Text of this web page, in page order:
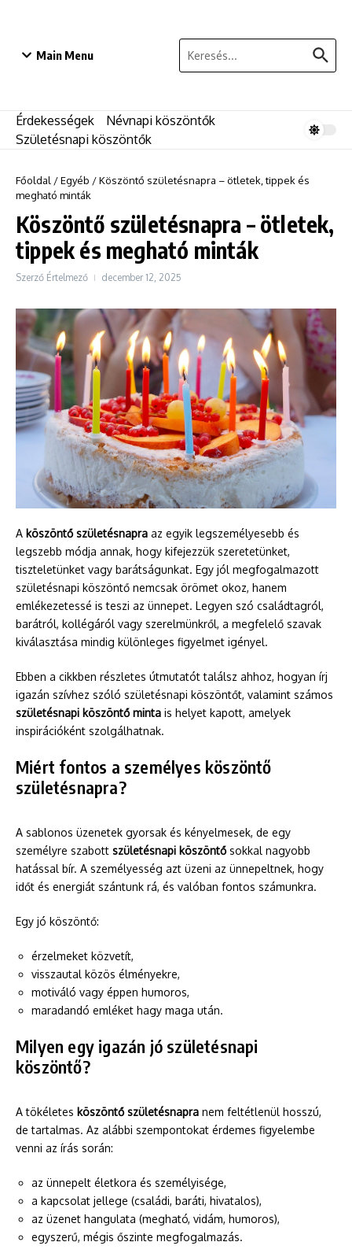
Main Menu
Keresés:
Érdekességek
Névnapi köszöntők
Születésnapi köszöntők
Főoldal /Egyéb /Köszöntő születésnapra – ötletek, tippek és
megható minták
Köszöntő születésnapra – ötletek,
tippek és megható minták
Szerző Értelmező december 12, 2025
A köszöntő születésnapra az egyik legszemélyesebb és
legszebb módja annak, hogy kifejezzük szeretetünket,
tiszteletünket vagy barátságunkat. Egy jól megfogalmazott
születésnapi köszöntő nemcsak örömet okoz, hanem
emlékezetessé is teszi az ünnepet. Legyen szó családtagról,
barátról, kollégáról vagy szerelmünkről, a megfelelő szavak
kiválasztása mindig különleges figyelmet igényel.
Ebben a cikkben részletes útmutatót találsz ahhoz, hogyan írj
igazán szívhez szóló születésnapi köszöntőt, valamint számos
születésnapi köszöntő minta is helyet kapott, amelyek
inspirációként szolgálhatnak.
Miért fontos a személyes köszöntő
születésnapra?
A sablonos üzenetek gyorsak és kényelmesek, de egy
személyre szabott születésnapi köszöntősokkal nagyobb
hatással bír. A személyesség azt üzeni az ünnepeltnek, hogy
időt és energiát szántunk rá, és valóban fontos számunkra.
Egy jó köszöntő:
érzelmeket közvetít,
visszautal közös élményekre,
motiváló vagy éppen humoros,
maradandó emléket hagy maga után.
Milyen egy igazán jó születésnapi
köszöntő?
A tökéletes köszöntő születésnapra nem feltétlenül hosszú,
de tartalmas. Az alábbi szempontokat érdemes figyelembe
venni az írás során:
az ünnepelt életkora és személyisége,
a kapcsolat jellege (családi, baráti, hivatalos),
az üzenet hangulata (megható, vidám, humoros),
egyszerű, mégis őszinte megfogalmazás.